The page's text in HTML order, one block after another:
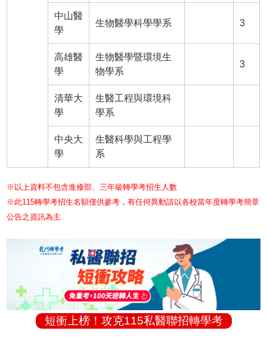
中山醫
學
生物醫學科學學系 3
高雄醫
學
生物醫學暨環境生
物學系
3
清華大
學
生醫工程與環境科
學系
中央大
學
生醫科學與工程學
系
※以上資料不包含進修部、三年級轉學考招生人數
※此115轉學考招生名額僅供參考，有任何異動請以各校當年度轉學考簡章
公告之資訊為主
短衝上榜！攻克115私醫聯招轉學考